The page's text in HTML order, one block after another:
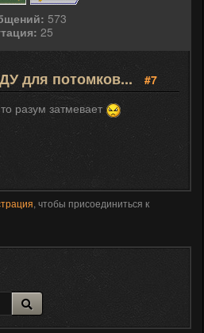
573
25
для потомков...
#7
разум затмевает
, чтобы присоединиться к